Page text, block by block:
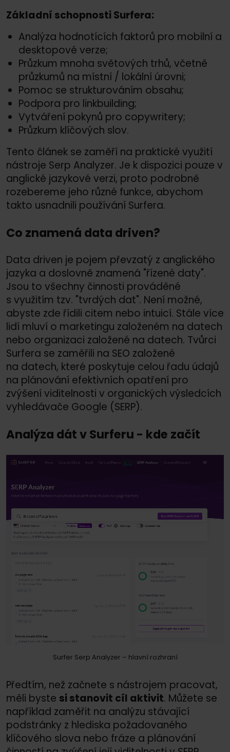
Základní schopnosti Surfera:
Analýza hodnotících faktorů pro mobilní a
desktopové verze;
Průzkum mnoha světových trhů, včetně
průzkumů na místní / lokální úrovni;
Pomoc se strukturováním obsahu;
Podpora pro linkbuilding;
Vytváření pokynů pro copywritery;
Průzkum klíčových slov.
Tento článek se zaměří na praktické využití
nástroje Serp Analyzer. Je k dispozici pouze v
anglické jazykové verzi, proto podrobně
rozebereme jeho různé funkce, abychom
takto usnadnili používání Surfera.
Co znamená data driven?
Data driven je pojem převzatý z anglického
jazyka a doslovně znamená "řízené daty".
Jsou to všechny činnosti prováděné
s využitím tzv. "tvrdých dat". Není možné,
abyste zde řídili citem nebo intuicí. Stále více
lidí mluví o marketingu založeném na datech
nebo organizaci založené na datech. Tvůrci
Surfera se zaměřili na SEO založené
na datech, které poskytuje celou řadu údajů
na plánování efektivních opatření pro
zvýšení viditelnosti v organických výsledcích
vyhledávače Google (SERP).
Analýza dát v Surferu - kde začít
Surfer Serp Analyzer – hlavní rozhraní
Předtím, než začnete s nástrojem pracovat,
měli byste si stanovit cíl aktivit. Můžete se
například zaměřit na analýzu stávající
podstránky z hlediska požadovaného
klíčového slova nebo fráze a plánování